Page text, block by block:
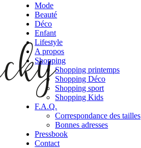
Mode
Beauté
Déco
Enfant
Lifestyle
A propos
Shopping
Shopping printemps
Shopping Déco
Shopping sport
Shopping Kids
F.A.Q.
Correspondance des tailles
Bonnes adresses
Pressbook
Contact